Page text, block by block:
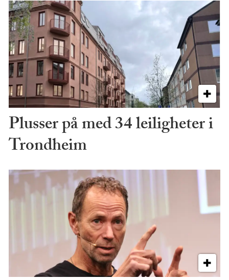
Plusser på med 34 leiligheter i
Trondheim